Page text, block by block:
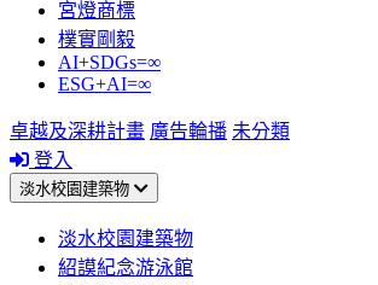
宮燈商標
樸實剛毅
AI+SDGs=∞
ESG+AI=∞
卓越及深耕計畫 廣告輪播 未分類
登入
淡水校園建築物
淡水校園建築物
紹謨紀念游泳館